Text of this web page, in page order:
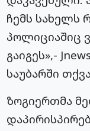
ჩემს სახელს
პოლიციაშიც
გაიგეს»,-
საუბარში
ზოგიერთმა